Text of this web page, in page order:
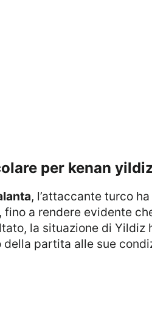
per kenan
, l’attaccante turco
fino a rendere evidente
la situazione di Yildiz
della partita alle sue